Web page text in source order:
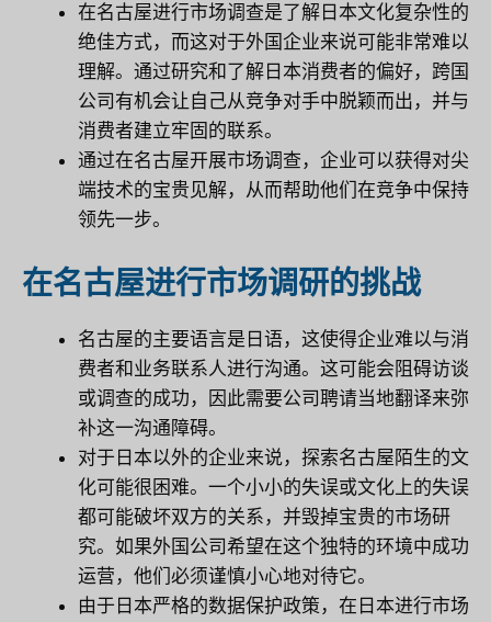
在名古屋进行市场调查是了解日本文化复杂性的
绝佳方式，而这对于外国企业来说可能非常难以
理解。通过研究和了解日本消费者的偏好，跨国
公司有机会让自己从竞争对手中脱颖而出，并与
消费者建立牢固的联系。
通过在名古屋开展市场调查，企业可以获得对尖
端技术的宝贵见解，从而帮助他们在竞争中保持
领先一步。
在名古屋进行市场调研的挑战
名古屋的主要语言是日语，这使得企业难以与消
费者和业务联系人进行沟通。这可能会阻碍访谈
或调查的成功，因此需要公司聘请当地翻译来弥
补这一沟通障碍。
对于日本以外的企业来说，探索名古屋陌生的文
化可能很困难。一个小小的失误或文化上的失误
都可能破坏双方的关系，并毁掉宝贵的市场研
究。如果外国公司希望在这个独特的环境中成功
运营，他们必须谨慎小心地对待它。
由于日本严格的数据保护政策，在日本进行市场